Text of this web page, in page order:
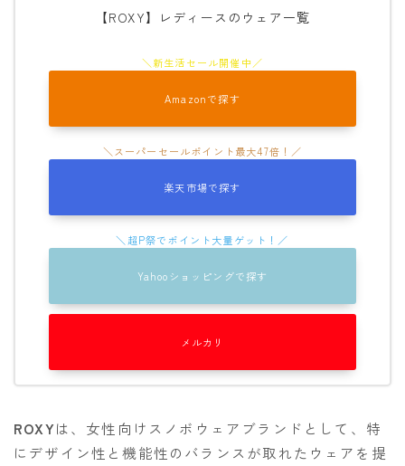
【ROXY】レディースのウェア一覧
Amazonで探す
楽天市場で探す
Yahooショッピングで探す
メルカリ
ROXYは、女性向けスノボウェアブランドとして、特
にデザイン性と機能性のバランスが取れたウェアを提